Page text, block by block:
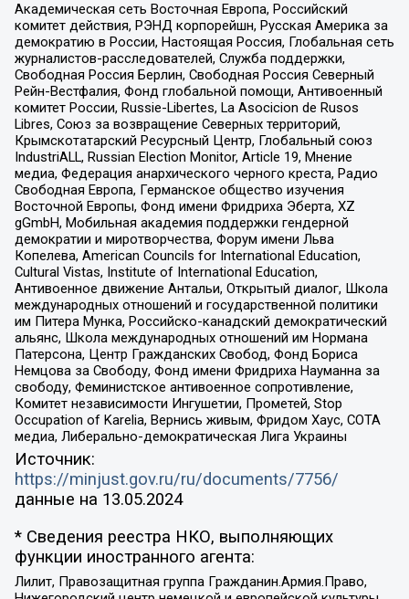
Академическая сеть Восточная Европа, Российский
комитет действия, РЭНД корпорейшн, Русская Америка за
демократию в России, Настоящая Россия, Глобальная сеть
журналистов-расследователей, Служба поддержки,
Свободная Россия Берлин, Свободная Россия Северный
Рейн-Вестфалия, Фонд глобальной помощи, Антивоенный
комитет России, Russie-Libertes, La Asocicion de Rusos
Libres, Союз за возвращение Северных территорий,
Крымскотатарский Ресурсный Центр, Глобальный союз
IndustriALL, Russian Election Monitor, Article 19, Мнение
медиа, Федерация анархического черного креста, Радио
Свободная Европа, Германское общество изучения
Восточной Европы, Фонд имени Фридриха Эберта, XZ
gGmbH, Мобильная академия поддержки гендерной
демократии и миротворчества, Форум имени Льва
Копелева, American Councils for International Education,
Cultural Vistas, Institute of International Education,
Антивоенное движение Антальи, Открытый диалог, Школа
международных отношений и государственной политики
им Питера Мунка, Российско-канадский демократический
альянс, Школа международных отношений им Нормана
Патерсона, Центр Гражданских Свобод, Фонд Бориса
Немцова за Свободу, Фонд имени Фридриха Науманна за
свободу, Феминистское антивоенное сопротивление,
Комитет независимости Ингушетии, Прометей, Stop
Occupation of Karelia, Вернись живым, Фридом Хаус, СОТА
медиа, Либерально-демократическая Лига Украины
Источник:
https://minjust.gov.ru/ru/documents/7756/
данные на 13.05.2024
* Сведения реестра НКО, выполняющих
функции иностранного агента:
Лилит, Правозащитная группа Гражданин.Армия.Право,